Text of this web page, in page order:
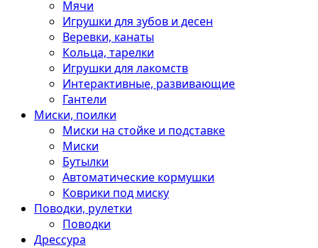
Мячи
Игрушки для зубов и десен
Веревки, канаты
Кольца, тарелки
Игрушки для лакомств
Интерактивные, развивающие
Гантели
Миски, поилки
Миски на стойке и подставке
Миски
Бутылки
Автоматические кормушки
Коврики под миску
Поводки, рулетки
Поводки
Дрессура